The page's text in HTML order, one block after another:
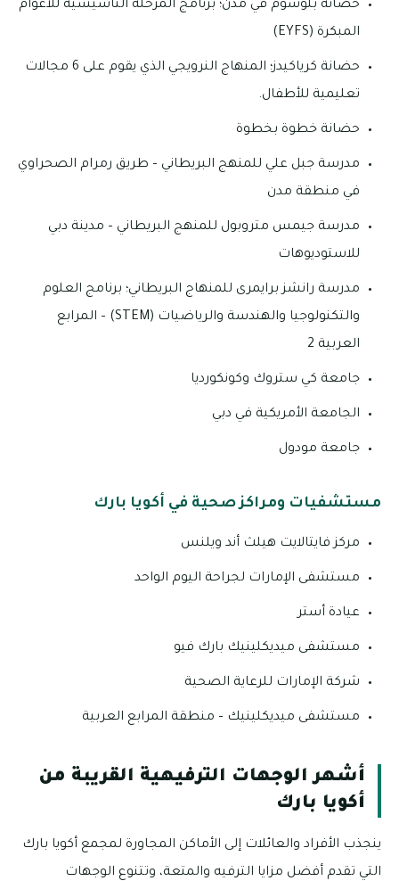
حضانة بلوسوم في مدن؛ برنامج المرحلة التأسيسية للأعوام
المبكرة (EYFS)
حضانة كرياكيدز؛ المنهاج النرويجي الذي يقوم على 6 مجالات
تعليمية للأطفال.
حضانة خطوة بخطوة
مدرسة جبل علي للمنهج البريطاني – طريق رمرام الصحراوي
في منطقة مدن
مدرسة جيمس متروبول للمنهج البريطاني – مدينة دبي
للاستوديوهات
مدرسة رانشز برايمرى للمنهاج البريطاني؛ برنامج العلوم
والتكنولوجيا والهندسة والرياضيات (STEM) – المرابع
العربية 2
جامعة كي ستروك وكونكورديا
الجامعة الأمريكية في دبي
جامعة مودول
مستشفيات ومراكز صحية في أكويا بارك
مركز فايتالايت هيلث أند ويلنس
مستشفى الإمارات لجراحة اليوم الواحد
عيادة أستر
مستشفى ميديكلينيك بارك فيو
شركة الإمارات للرعاية الصحية
مستشفى ميديكلينيك – منطقة المرابع العربية
أشهر الوجهات الترفيهية القريبة من
أكويا بارك
ينجذب الأفراد والعائلات إلى الأماكن المجاورة لمجمع أكويا بارك
التي تقدم أفضل مزايا الترفيه والمتعة، وتتنوع الوجهات